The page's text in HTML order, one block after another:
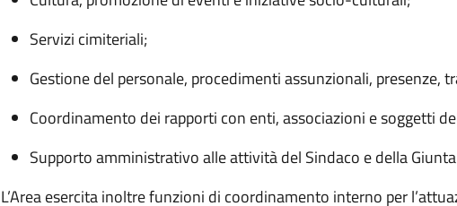
Servizi cimiteriali;
Gestione del personale, procedimenti assunzionali, presenze,
Coordinamento dei rapporti con enti, associazioni e soggetti
Supporto amministrativo alle attività del Sindaco e della
L’Area esercita inoltre funzioni di coordinamento interno per